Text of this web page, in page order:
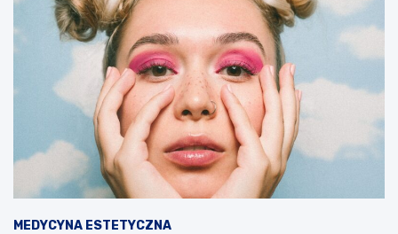
MEDYCYNA ESTETYCZNA